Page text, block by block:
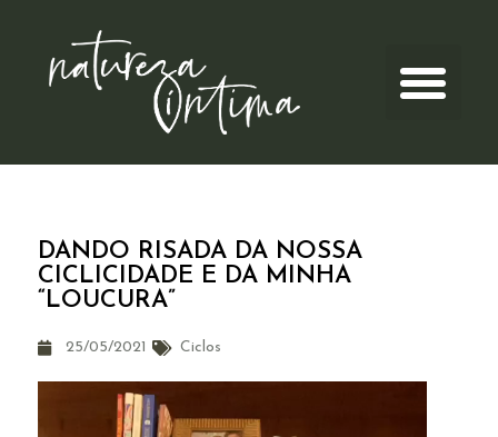
DANDO RISADA DA NOSSA
CICLICIDADE E DA MINHA
“LOUCURA”
25/05/2021 Ciclos